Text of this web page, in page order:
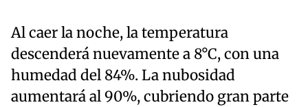
Al caer la noche, la temperatura
descenderá nuevamente a 8°C, con una
humedad del 84%. La nubosidad
aumentará al 90%, cubriendo gran parte